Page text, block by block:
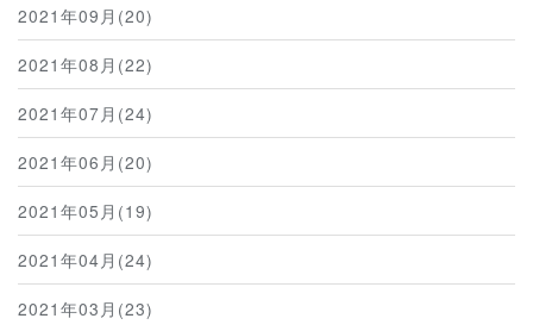
2021年09月(20)
2021年08月(22)
2021年07月(24)
2021年06月(20)
2021年05月(19)
2021年04月(24)
2021年03月(23)